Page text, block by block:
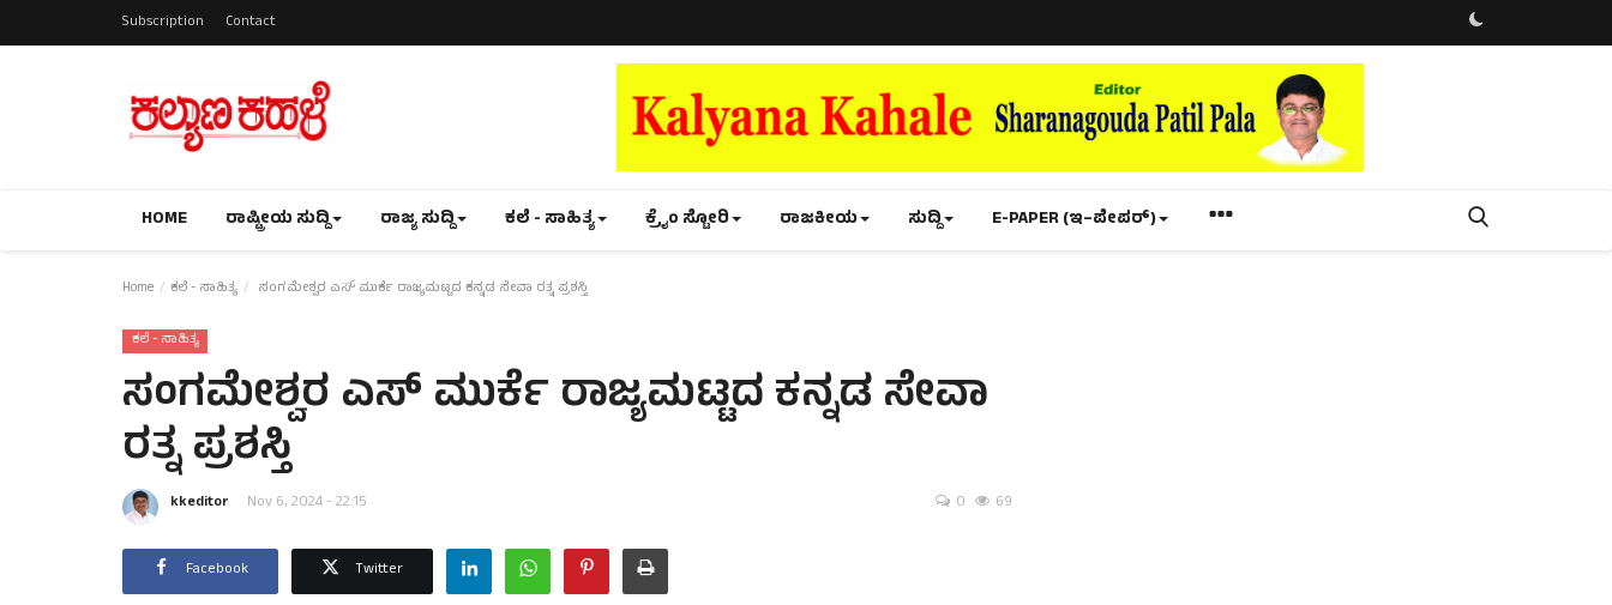
Subscription Contact
HOME ರಾಷ್ಟ್ರೀಯ ಸುದ್ದಿ ರಾಜ್ಯ ಸುದ್ದಿ ಕಲೆ - ಸಾಹಿತ್ಯ ಕ್ರೈಂ ಸ್ಟೋರಿ ರಾಜಕೀಯ ಸುದ್ದಿ E-PAPER (ಇ–ಪೇಪರ್‌)
Home ಕಲೆ - ಸಾಹಿತ್ಯ ಸಂಗಮೇಶ್ವರ ಎಸ್ ಮುರ್ಕೆ ರಾಜ್ಯಮಟ್ಟದ ಕನ್ನಡ ಸೇವಾ ರತ್ನ ಪ್ರಶಸ್ತಿ
ಕಲೆ - ಸಾಹಿತ್ಯ
ಸಂಗಮೇಶ್ವರ ಎಸ್ ಮುರ್ಕೆ ರಾಜ್ಯಮಟ್ಟದ ಕನ್ನಡ ಸೇವಾ
ರತ್ನ ಪ್ರಶಸ್ತಿ
kkeditor Nov 6, 2024 - 22:15 0 69
Facebook Twitter